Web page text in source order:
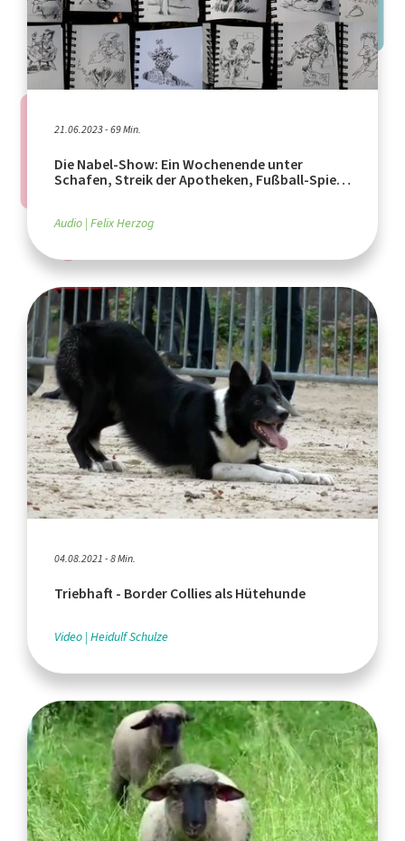
21.06.2023 - 69 Min.
Die Nabel-Show: Ein Wochenende unter
Schafen, Streik der Apotheken, Fußball-Spiele
Audio Felix Herzog
04.08.2021 - 8 Min.
Triebhaft - Border Collies als Hütehunde
Video Heidulf Schulze